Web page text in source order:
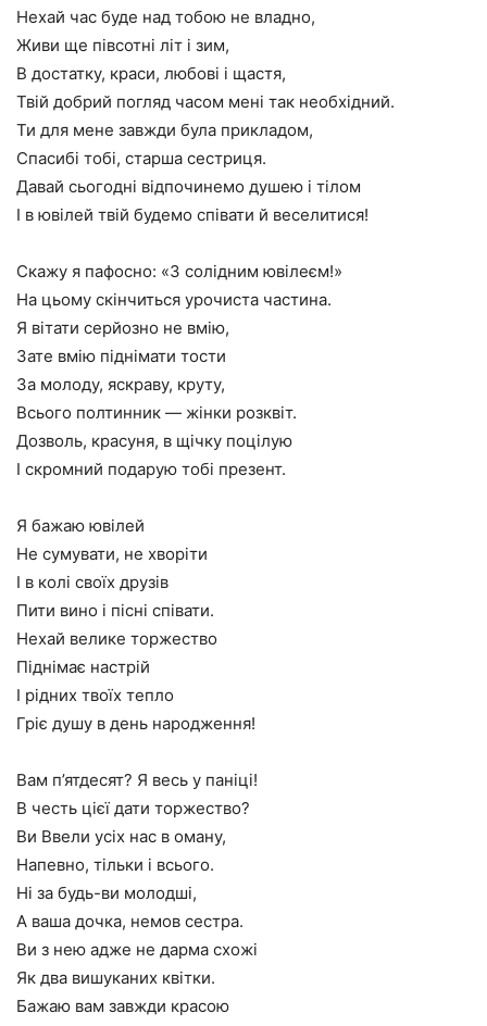
Нехай час буде над тобою не владно,
Живи ще півсотні літ і зим,
В достатку, краси, любові і щастя,
Твій добрий погляд часом мені так необхідний.
Ти для мене завжди була прикладом,
Спасибі тобі, старша сестриця.
Давай сьогодні відпочинемо душею і тілом
І в ювілей твій будемо співати й веселитися!
Скажу я пафосно: «З солідним ювілеєм!»
На цьому скінчиться урочиста частина.
Я вітати серйозно не вмію,
Зате вмію піднімати тости
За молоду, яскраву, круту,
Всього полтинник — жінки розквіт.
Дозволь, красуня, в щічку поцілую
І скромний подарую тобі презент.
Я бажаю ювілей
Не сумувати, не хворіти
І в колі своїх друзів
Пити вино і пісні співати.
Нехай велике торжество
Піднімає настрій
І рідних твоїх тепло
Гріє душу в день народження!
Вам п’ятдесят? Я весь у паніці!
В честь цієї дати торжество?
Ви Ввели усіх нас в оману,
Напевно, тільки і всього.
Ні за будь-ви молодші,
А ваша дочка, немов сестра.
Ви з нею адже не дарма схожі
Як два вишуканих квітки.
Бажаю вам завжди красою